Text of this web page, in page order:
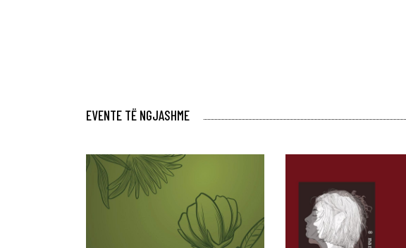
EVENTE TË NGJASHME